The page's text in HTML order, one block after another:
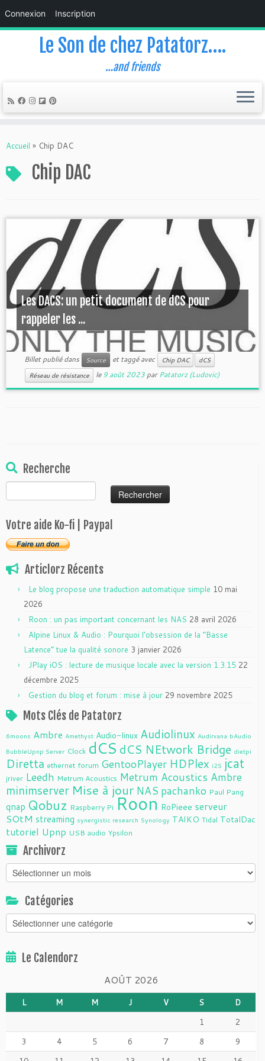
Connexion Inscription
Le Son de chez Patatorz….
…and friends
Accueil » Chip DAC
Chip DAC
Les DACS: un petit document de dCS pour
rappeler les ...
Billet publié dans Source et taggé avec Chip DAC
dCS
Réseau de résistance
le9 août 2023 parPatatorz (Ludovic)
Recherche
Votre aide Ko-fi | Paypal
Articlorz Récents
Le blog propose une traduction automatique simple 10 mai
2026
Roon : un pas important concernant les NAS 28 avril 2026
Alpine Linux & Audio : Pourquoi l’obsession de la “Basse
Latence” tue la qualité sonore 3 janvier 2026
JPlay iOS : lecture de musique locale avec la version 1.3.15 22
décembre 2025
Gestion du blog et forum : mise à jour 29 novembre 2025
Mots Clés de Patatorz
6moons Ambre Amethyst Audio-linux Audiolinux Audirvana bAudio
BubbleUpnp Server Clock dCS dCS NEtwork Bridge dietpi
Diretta ethernet forum GentooPlayer HDPlex i2S jcat
jriver Leedh Metrum Acoustics Metrum Acoustics Ambre
minimserver Mise à jour NAS pachanko Paul Pang
qnap Qobuz Raspberry Pi Roon RoPieee serveur
SOtM streaming synergistic research Synology TAIKO Tidal TotalDac
tutoriel Upnp USB audio Ypsilon
Archivorz
Archivorz
Catégories
Catégories
Le Calendorz
AOÛT 2026
L M M J V S
D
1
2
3
4 5 6 7 8
9